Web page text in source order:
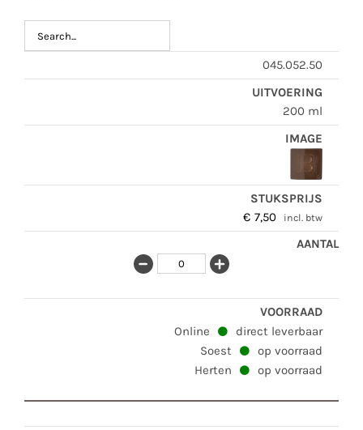
045.052.50
200 ml
€ 7,50 incl. btw
Online
direct leverbaar
Soest
op voorraad
Herten
op voorraad